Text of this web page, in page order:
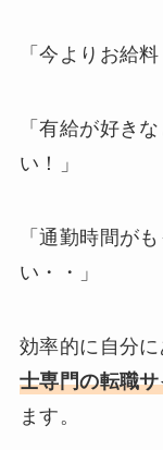
「今よりお給
「有給が好き
い！」
「通勤時間が
い・・」
効率的に自分に
士専門の転職
ます。